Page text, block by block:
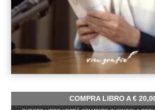
COMPRA LIBRO A€